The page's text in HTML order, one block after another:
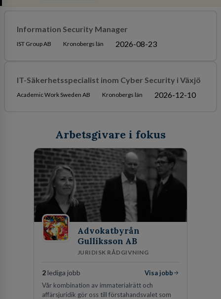
Information Security Manager
IST Group AB Kronobergs län 2026-08-23
IT-Säkerhetsspecialist inom Cyber Security i Växjö
Academic Work Sweden AB Kronobergs län 2026-12-10
Arbetsgivare i fokus
Advokatbyrån
Gulliksson AB
JURIDISK RÅDGIVNING
2lediga jobb
Visa jobb
Vår kombination av immaterialrätt och
affärsjuridik gör oss till förstahandsvalet som